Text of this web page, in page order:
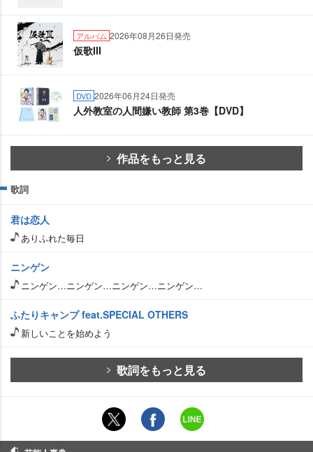
アルバム 2026年08月26日発売
仮歌III
DVD 2026年06月24日発売
人外教室の人間嫌い教師 第3巻【DVD】
作品をもっと見る
歌詞
君は恋人
ありふれた毎日
ニンゲン
ニンゲン…ニンゲン…ニンゲン…ニンゲン…
ふたりキャンプ feat.SPECIAL OTHERS
新しいことを始めよう
歌詞をもっと見る